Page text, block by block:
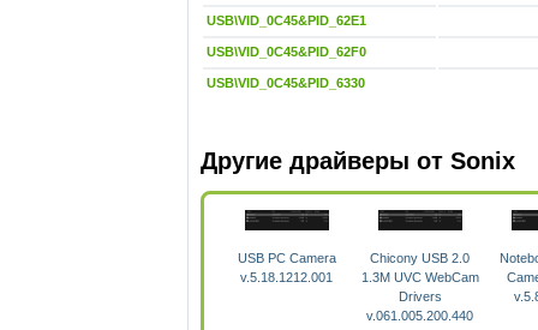
USB\VID_0C45&PID_62E1
USB\VID_0C45&PID_62F0
USB\VID_0C45&PID_6330
Другие драйверы от Sonix
USB PC Camera
v.5.18.1212.001
Chicony USB 2.0
1.3M UVC WebCam
Drivers
v.061.005.200.440